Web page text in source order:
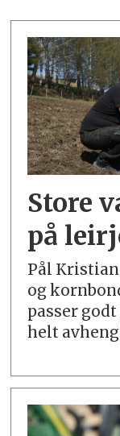
Store
på
Pål
og
passer
helt